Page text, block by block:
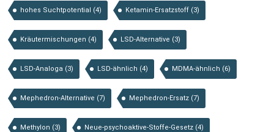
hohes Suchtpotential (4) Ketamin-Ersatzstoff (3)
Kräutermischungen (4) LSD-Alternative (3)
LSD-Analoga (3) LSD-ähnlich (4) MDMA-ähnlich (6)
Mephedron-Alternative (7) Mephedron-Ersatz (7)
Methylon (3) Neue-psychoaktive-Stoffe-Gesetz (4)